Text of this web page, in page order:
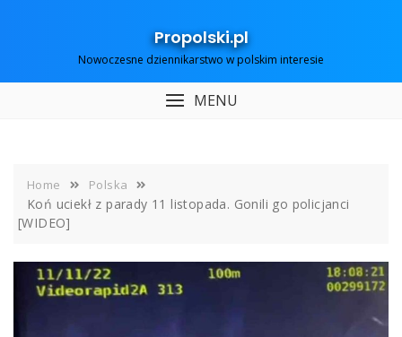
Propolski.pl
Nowoczesne dziennikarstwo w polskim interesie
MENU
Home Polska
Koń uciekł z parady 11 listopada. Gonili go policjanci
[WIDEO]